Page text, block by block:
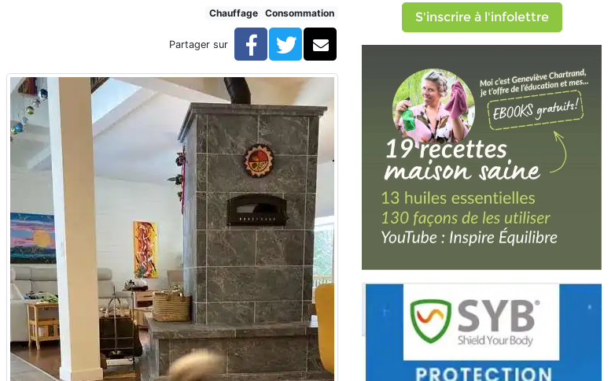
30 % moins cher
Chauffage Consommation
Partager sur Facebook
TwitterCourriel
S'inscrire à l'infolettre